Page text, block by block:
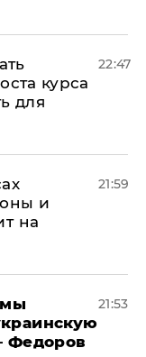
курса
для
22:47
и
на
21:59
мы
Федоров
21:53